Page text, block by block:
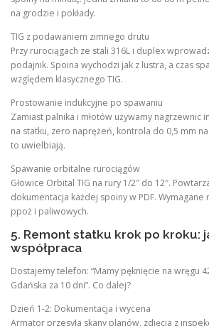
na grodzie i pokłady.
TIG z podawaniem zimnego drutu
Przy rurociągach ze stali 316L i duplex
podajnik. Spoina wychodzi jak z lustra, a czas
względem klasycznego TIG.
Prostowanie indukcyjne po spawaniu
Zamiast palnika i młotów używamy nagrzewnic
na statku, zero naprężeń, kontrola do 0,5 mm
to uwielbiają.
Spawanie orbitalne rurociągów
Głowice Orbital TIG na rury 1/2″ do 12″.
dokumentacja każdej spoiny w PDF. Wymagane
ppoż i paliwowych.
5. Remont statku krok po kroku:
współpraca
Dostajemy telefon: “Mamy pęknięcie na wręgu
Gdańska za 10 dni”. Co dalej?
Dzień 1-2: Dokumentacja i wycena
Armator przesyła skany planów, zdjęcia z